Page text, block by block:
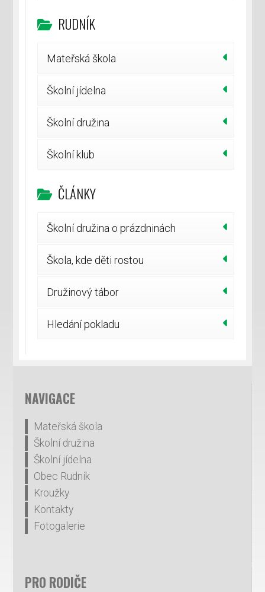
RUDNÍK
Mateřská škola
Školní jídelna
Školní družina
Školní klub
ČLÁNKY
Školní družina o prázdninách
Škola, kde děti rostou
Družinový tábor
Hledání pokladu
NAVIGACE
Mateřská škola
Školní družina
Školní jídelna
Obec Rudník
Kroužky
Kontakty
Fotogalerie
PRO RODIČE